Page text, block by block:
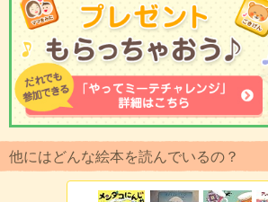
他にはどんな絵本を読んでいるの？